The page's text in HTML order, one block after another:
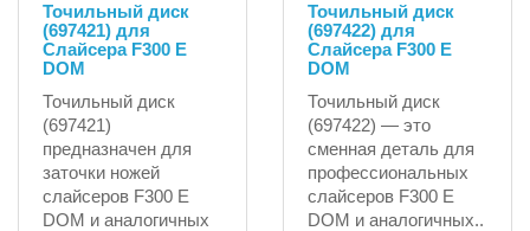
Точильный диск
(697421) для
Слайсера F300 E
DOM
Точильный диск
(697421)
предназначен для
заточки ножей
слайсеров F300 E
DOM и аналогичных
Точильный диск
(697422) для
Слайсера F300 E
DOM
Точильный диск
(697422) — это
сменная деталь для
профессиональных
слайсеров F300 E
DOM и аналогичных..